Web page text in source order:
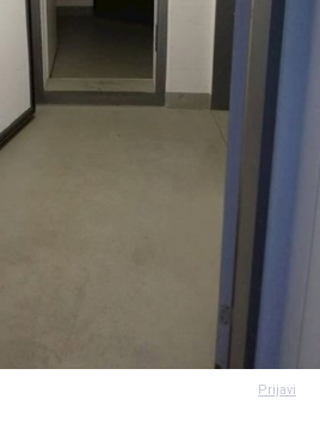
Prijavi